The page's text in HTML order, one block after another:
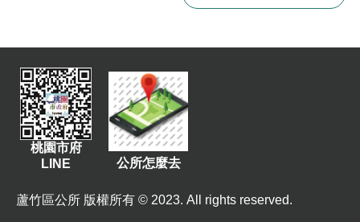
訊
息
公
告
便
桃園市府
LINE
公所怎麼去
蘆竹區公所 版權所有 © 2023. All rights reserved.